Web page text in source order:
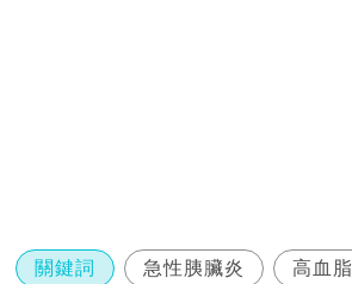
關鍵詞 急性胰臟炎 高血脂